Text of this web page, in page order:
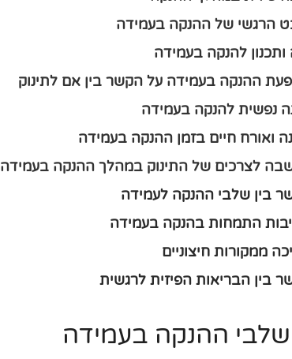
הרגשי של ההנקה בעמידה
ותכנון להנקה בעמידה
ההנקה בעמידה על הקשר בין אם לתינוק
נפשית להנקה בעמידה
ואורח חיים בזמן ההנקה בעמידה
לצרכים של התינוק במהלך ההנקה בעמידה
בין שלבי ההנקה לעמידה
התמחות בהנקה בעמידה
ממקורות חיצוניים
בין הבריאות הפיזית לרגשית
ההנקה בעמידה